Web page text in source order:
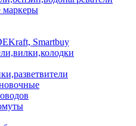
маркеры
Smartbuy